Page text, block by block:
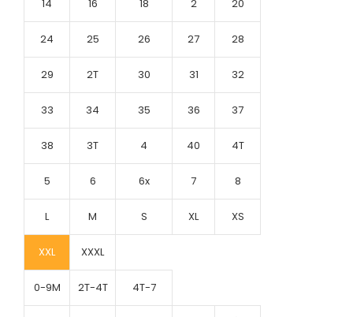
14 16 18 2 20
24 25 26 27 28
29 2T 30 31 32
33 34 35 36 37
38 3T 4 40 4T
5 6 6x 7 8
L M S XL XS
XXL XXXL
0-9M 2T-4T 4T-7